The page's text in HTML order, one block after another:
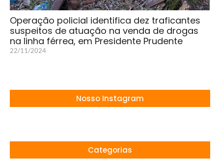
Operação policial identifica dez traficantes
suspeitos de atuação na venda de drogas
na linha férrea, em Presidente Prudente
22/11/2024
Nosso Instagram
Categorias